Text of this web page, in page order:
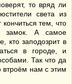
то вряд ли
света из
тем, что
замок. А самое
кто заподозрит в
в городе, и
Так что да
втроём нам с этим